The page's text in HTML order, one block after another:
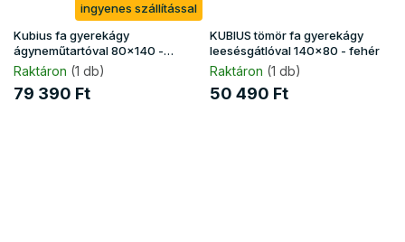
ingyenes szállítással
Kubius fa gyerekágy
ágyneműtartóval 80x140 -
fehér
Raktáron (1 db)
79 390 Ft
KUBIUS tömör fa gyerekágy
leesésgátlóval 140x80 - fehér
Raktáron (1 db)
50 490 Ft